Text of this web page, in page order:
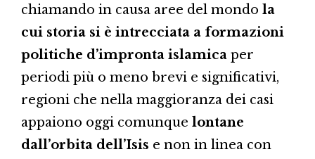
chiamando in causa aree del mondo la
cui storia si è intrecciata a formazioni
politiche d’impronta islamica per
periodi più o meno brevi e significativi,
regioni che nella maggioranza dei casi
appaiono oggi comunque lontane
dall’orbita dell’Isis e non in linea con